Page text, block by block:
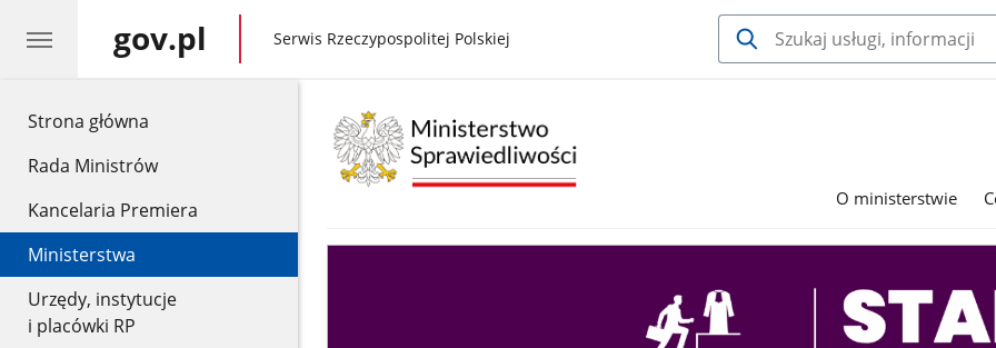
Strona główna
Rada Ministrów
Kancelaria Premiera
Ministerstwa
Urzędy, instytucje
i placówki RP
gov.pl gov.pl
Serwis Rzeczypospolitej Polskiej
O ministerstwie